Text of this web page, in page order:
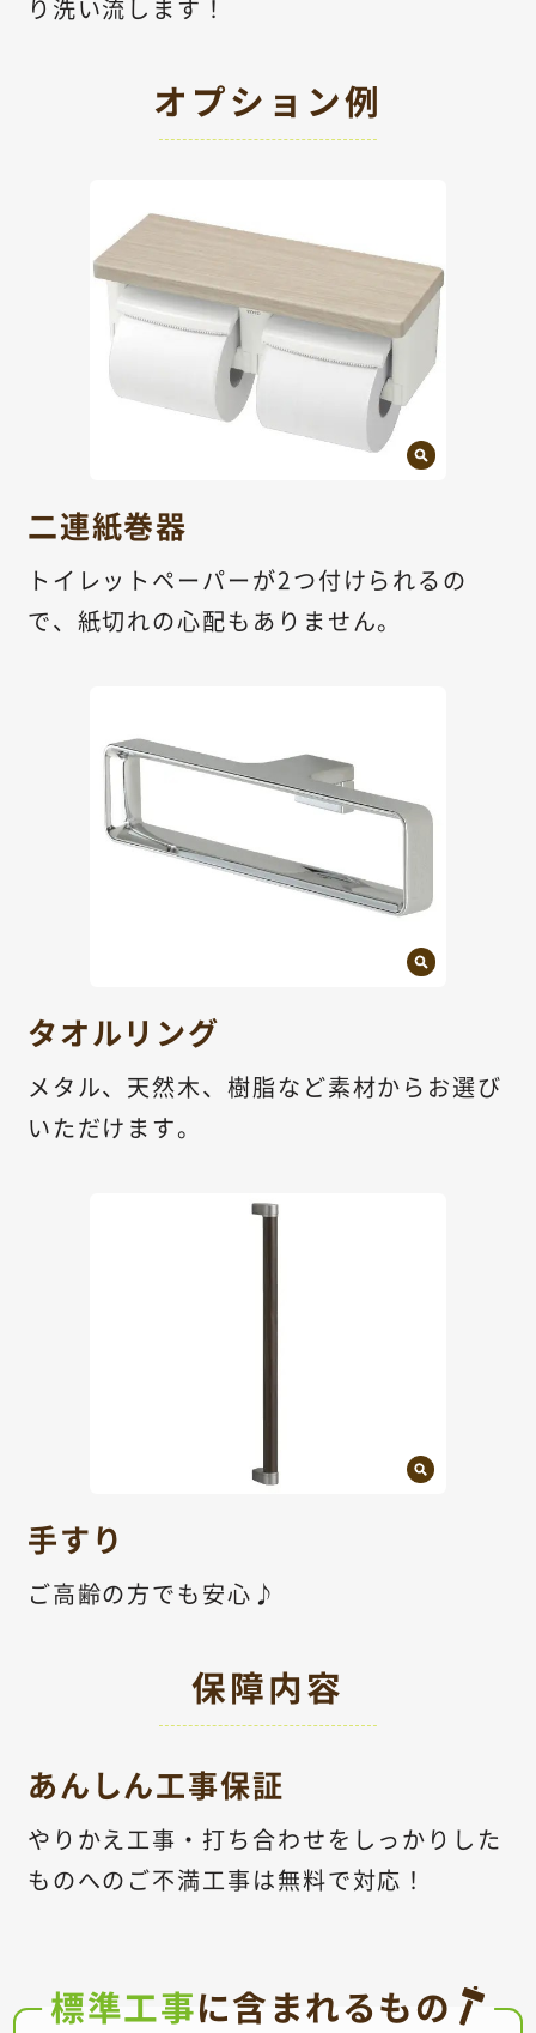
り洗い流します！
オプション例
二連紙巻器
トイレットペーパーが2つ付けられるの
で、紙切れの心配もありません。
タオルリング
メタル、天然木、樹脂など素材からお選び
いただけます。
手すり
ご高齢の方でも安心♪
保障内容
あんしん工事保証
やりかえ工事・打ち合わせをしっかりした
ものへのご不満工事は無料で対応！
標準工事に含まれるもの